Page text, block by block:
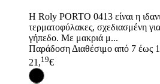
Η Roly PORTO 0413 είναι η
τερματοφύλακες, σχεδιασμένη
γήπεδο. Με μακριά μ...
Παράδοση Διαθέσιμο από 7 έως
21,19€